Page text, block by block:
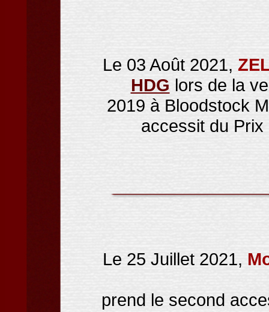
Le 03 Août 2021,
HDG lors de la
2019 à Bloodstock
accessit du
Le 25 Juillet 2021,
prend le second